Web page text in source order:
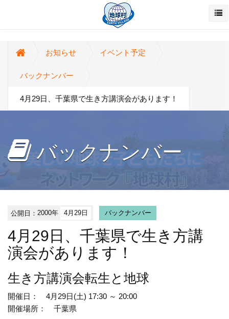
お知らせ イベント予定
バックナンバー
4月29日、千葉県で生き方講演会があります！
バックナンバー
公開日：2000年 4月29日 バックナンバー
4月29日、千葉県で生き方講
演会があります！
生き方講演会転生と地球
開催日： 4月29日(土) 17:30 ～ 20:00
開催場所： 千葉県